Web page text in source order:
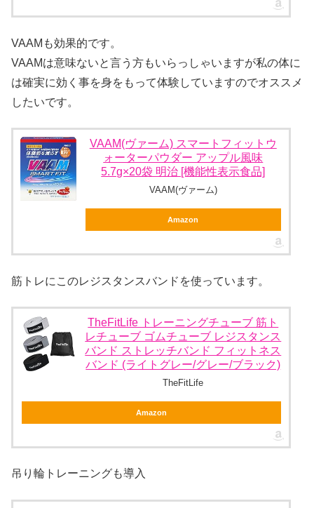
VAAMも効果的です。
VAAMは意味ないと言う方もいらっしゃいますが私の体に
は確実に効く事を身をもって体験していますのでオススメ
したいです。
VAAM(ヴァーム) スマートフィットウ
ォーターパウダー アップル風味
5.7g×20袋 明治 [機能性表示食品]
VAAM(ヴァーム)
Amazon
筋トレにこのレジスタンスバンドを使っています。
TheFitLife トレーニングチューブ 筋ト
レチューブ ゴムチューブ レジスタンス
バンド ストレッチバンド フィットネス
バンド (ライトグレー/グレー/ブラック)
TheFitLife
Amazon
吊り輪トレーニングも導入